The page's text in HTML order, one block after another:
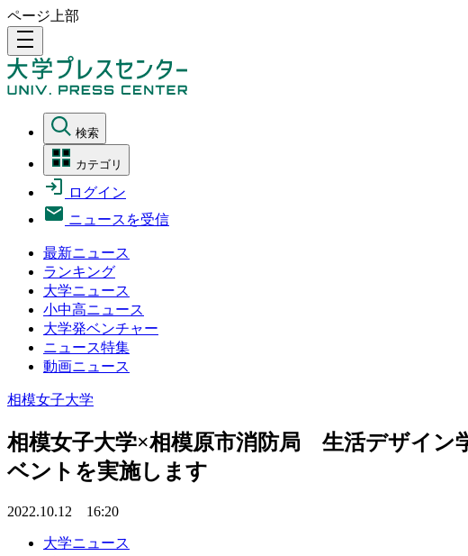
ページ上部
density_medium
検索
カテゴリ
ログイン
ニュースを受信
最新ニュース
ランキング
大学ニュース
小中高ニュース
大学発ベンチャー
ニュース特集
動画ニュース
相模女子大学
相模女子大学×相模原市消防局 生活デザイン
ベントを実施します
2022.10.12 16:20
大学ニュース